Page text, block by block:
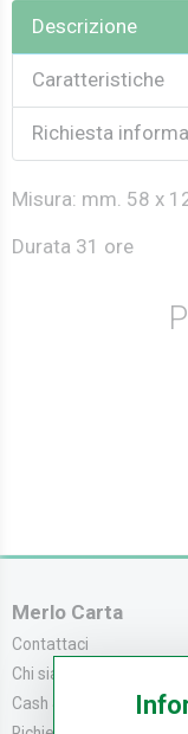
Descrizione
Caratteristiche
Richiesta
Misura: mm. 58 x
Durata 31 ore
Merlo Carta
Contattaci
Chi siamo
Cash & Carry